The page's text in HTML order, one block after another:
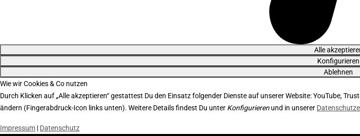
Alle
Konfigurieren
Ablehnen
Wie wir Cookies & Co nutzen
Durch Klicken auf „Alle akzeptieren“ gestattest Du den Einsatz folgender Dienste auf unserer Website: YouTube,
ändern (Fingerabdruck-Icon links unten). Weitere Details findest Du unter Konfigurieren und in unserer
Impressum | Datenschutz